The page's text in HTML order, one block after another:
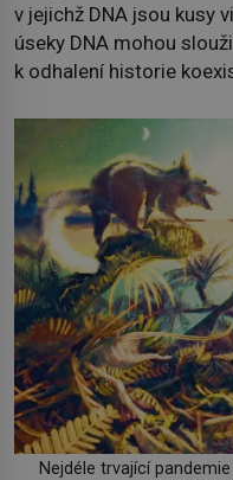
v jejichž DNA jsou kusy
úseky DNA mohou
k odhalení historie
Nejdéle trvající